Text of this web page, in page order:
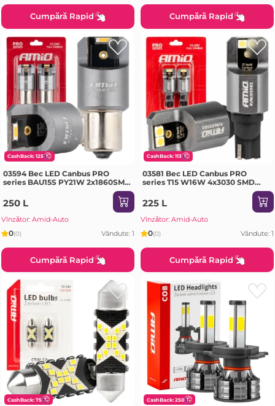
Cumpără Rapid Cumpără Rapid
CashBack: 125
03594 Bec LED Canbus PRO
series BAU15S PY21W 2x1860SMD
250 L
Vînzător: Amid-Auto
0(0) Vândute: 1
Cumpără Rapid
CashBack: 113
03581 Bec LED Canbus PRO
series T15 W16W 4x3030 SMD
225 L
Vînzător: Amid-Auto
0(0) Vândute: 1
Cumpără Rapid
CashBack: 75 CashBack: 250